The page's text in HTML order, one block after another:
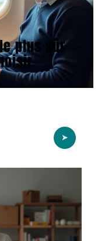
plus sûr